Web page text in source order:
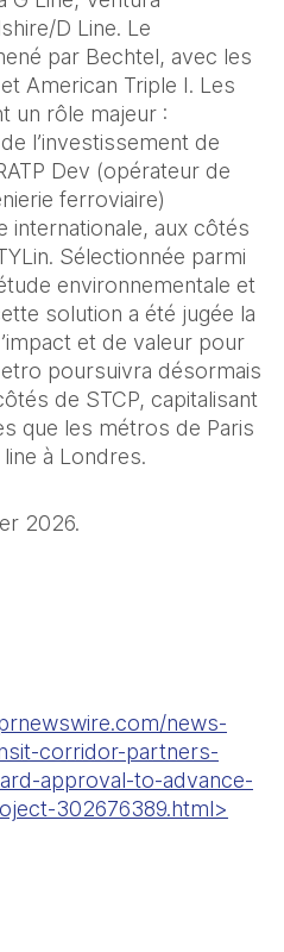
D Line. Le
par Bechtel, avec les
American Triple I. Les
un rôle majeur :
l’investissement de
Dev (opérateur de
ferroviaire)
aux côtés
Sélectionnée parmi
environnementale et
solution a été jugée la
et de valeur pour
poursuivra désormais
de STCP, capitalisant
que les métros de Paris
à Londres.
2026.
news-
corridor-partners-
approval-to-advance-
302676389.html>